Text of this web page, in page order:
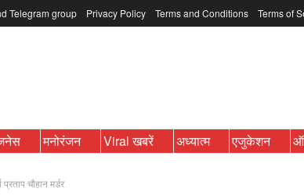
Telegram group Privacy Policy Terms and Conditions Terms of
मनोरंजन Viral खबरें अध्यात्म एजुकेशन
प्रताप चौहान मर्डर